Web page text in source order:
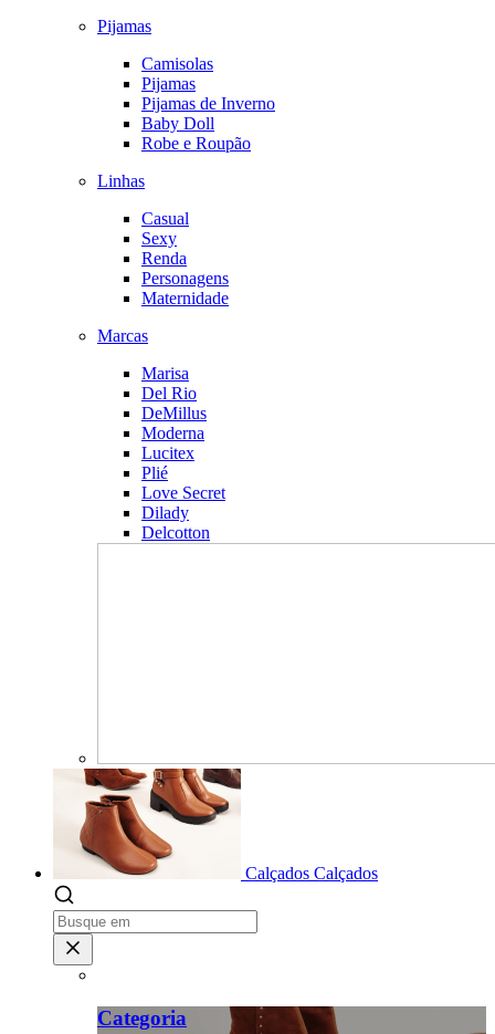
Pijamas
Camisolas
Pijamas
Pijamas de Inverno
Baby Doll
Robe e Roupão
Linhas
Casual
Sexy
Renda
Personagens
Maternidade
Marcas
Marisa
Del Rio
DeMillus
Moderna
Lucitex
Plié
Love Secret
Dilady
Delcotton
Calçados Calçados
Categoria